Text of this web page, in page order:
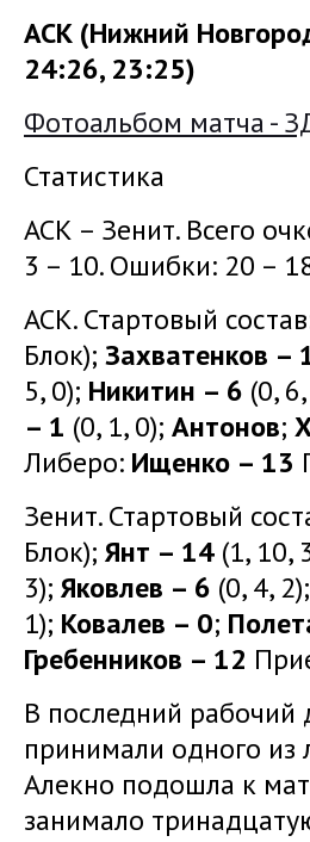
АСК (Нижний
24:26, 23:25)
Фотоальбом матча -
Статистика
АСК – Зенит. Всего
3 – 10. Ошибки: 20 –
АСК. Стартовый
Блок); Захватенков –
5, 0); Никитин – 6 (0,
– 1 (0, 1, 0); Антонов;
Либеро: Ищенко – 13
Зенит. Стартовый
Блок); Янт – 14 (1, 10,
3); Яковлев – 6 (0, 4, 2);
1); Ковалев – 0;
Гребенников – 12
В последний рабочий
принимали одного
Алекно подошла к
занимало